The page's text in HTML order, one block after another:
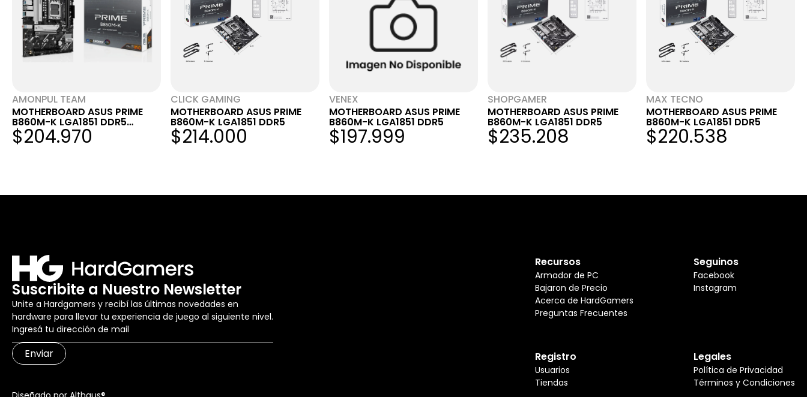
AMONPUL TEAM
MOTHERBOARD ASUS PRIME
B860M-K LGA1851 DDR5
B860M B860MK MOTHER
$204.970
CLICK GAMING
MOTHERBOARD ASUS PRIME
B860M-K LGA1851 DDR5
$214.000
VENEX
MOTHERBOARD ASUS PRIME
B860M-K LGA1851 DDR5
$197.999
SHOPGAMER
MOTHERBOARD ASUS PRIME
B860M-K LGA1851 DDR5
$235.208
MAX TECNO
MOTHERBOARD ASUS PRIME
B860M-K LGA1851 DDR5
$220.538
Suscribite a Nuestro Newsletter
Unite a Hardgamers y recibí las últimas novedades en
hardware para llevar tu experiencia de juego al siguiente nivel.
Enviar
Recursos
Armador de PC
Bajaron de Precio
Acerca de HardGamers
Preguntas Frecuentes
Seguinos
Facebook
Instagram
Registro
Usuarios
Tiendas
Legales
Política de Privacidad
Términos y Condiciones